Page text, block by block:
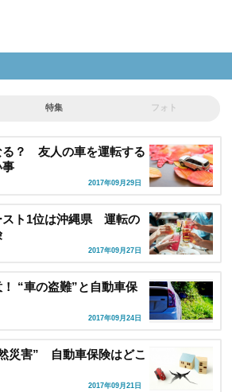
特集 フォト
る？ 友人の車を運転する
事
2017年09月29日
スト1位は沖縄県 運転の
2017年09月27日
“車の盗難”と自動車保
2017年09月24日
災害” 自動車保険はどこ
2017年09月21日